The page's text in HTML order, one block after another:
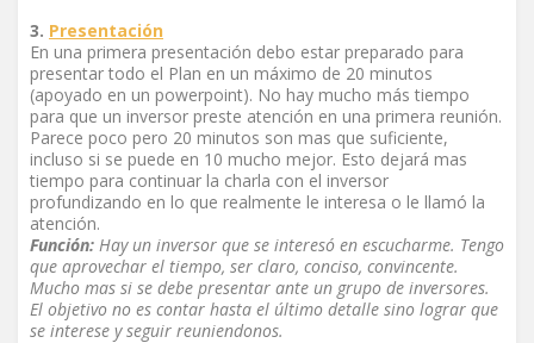
3. Presentación
En una primera presentación debo estar preparado para
presentar todo el Plan en un máximo de 20 minutos
(apoyado en un powerpoint). No hay mucho más tiempo
para que un inversor preste atención en una primera reunión.
Parece poco pero 20 minutos son mas que suficiente,
incluso si se puede en 10 mucho mejor. Esto dejará mas
tiempo para continuar la charla con el inversor
profundizando en lo que realmente le interesa o le llamó la
atención.
Función: Hay un inversor que se interesó en escucharme. Tengo
que aprovechar el tiempo, ser claro, conciso, convincente.
Mucho mas si se debe presentar ante un grupo de inversores.
El objetivo no es contar hasta el último detalle sino lograr que
se interese y seguir reuniendonos.